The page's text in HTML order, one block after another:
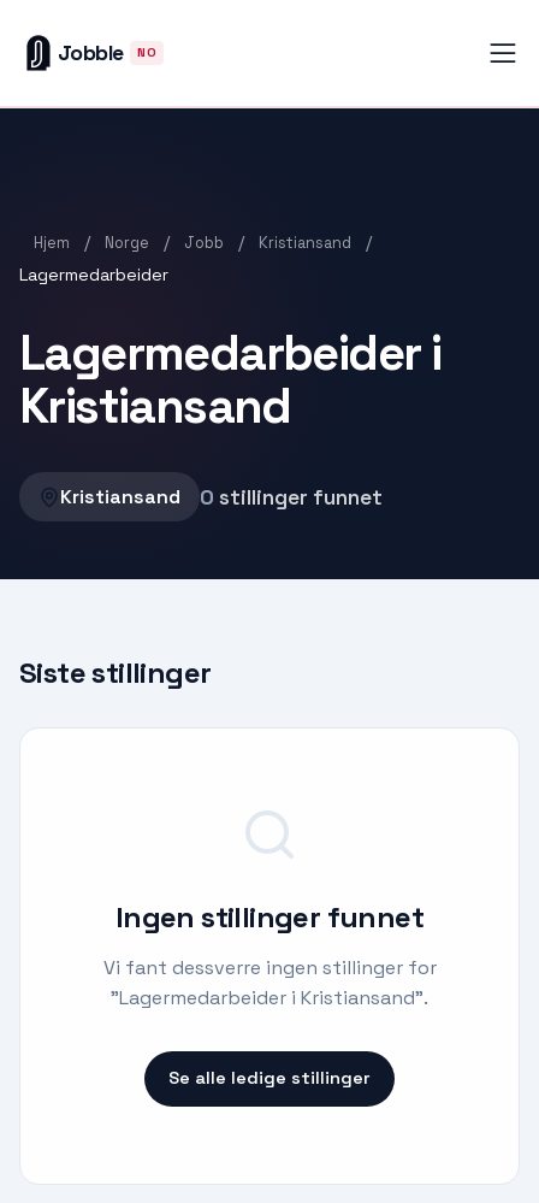
Jobble NO
Hjem / Norge / Jobb / Kristiansand
/
Lagermedarbeider
Lagermedarbeider i
Kristiansand
Kristiansand 0 stillinger funnet
Siste stillinger
Ingen stillinger funnet
Vi fant dessverre ingen stillinger for
"Lagermedarbeider i Kristiansand".
Se alle ledige stillinger